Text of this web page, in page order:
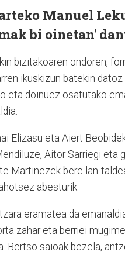
Manuel
bi oinetan'
bizitakoaren ondoren,
ikuskizun batekin datoz
eta doinuez osatutako
Elizasu eta Aiert
Aitor Sarriegi eta
Martinezek bere lan-
abesturik.
eramatea da
zahar eta berriei
Bertso saioak bezela,